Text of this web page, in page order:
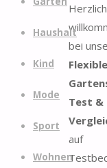
Haushalt
Kind
Mode
Sport
Wohnen
Herzlich
bei
Test &
auf